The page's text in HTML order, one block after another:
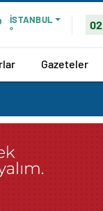
İSTANBUL
°
Gazeteler